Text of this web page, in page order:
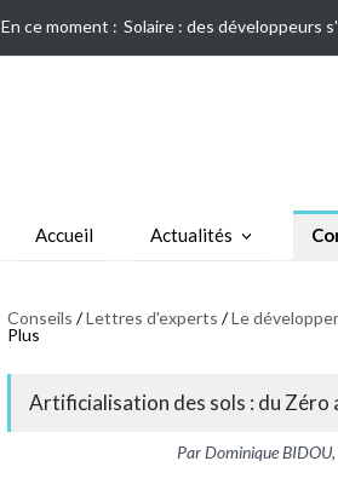
En ce moment : Solaire : des développeurs
Accueil Actualités
Conseils /Lettres d'experts /Le
Plus
Artificialisation des sols : du Zéro
Par Dominique